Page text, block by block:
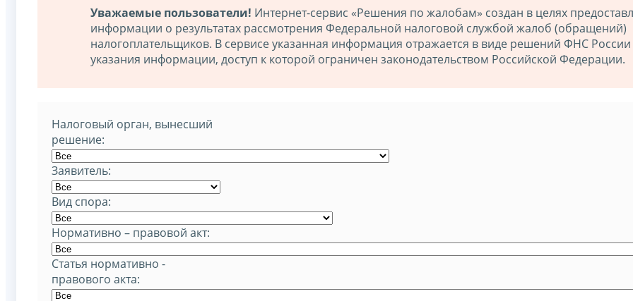
Уважаемые пользователи! Интернет-сервис «Решения по жалобам» создан в целях
информации о результатах рассмотрения Федеральной налоговой службой жалоб (обращений)
налогоплательщиков. В сервисе указанная информация отражается в виде решений ФНС России
указания информации, доступ к которой ограничен законодательством Российской Федерации.
Налоговый орган, вынесший
решение:
Заявитель:
Вид спора:
Нормативно – правовой акт:
Статья нормативно -
правового акта: